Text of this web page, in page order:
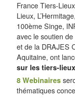
France Tiers-
Lieux,
100ème Singe,
avec le soutien
et de la DRAJES
Aquitaine, ont
sur les tiers-
8 Webinaires
thématiques